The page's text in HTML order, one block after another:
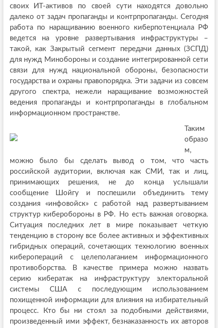
своих ИТ-активов по своей сути находятся довольно
далеко от задач пропаганды и контрпропаганды. Сегодня
работа по наращиванию военного киберпотенциала РФ
ведется на уровне развертывания инфраструктуры –
такой, как Закрытый сегмент передачи данных (ЗСПД)
для нужд Минобороны и создание интегрированной сети
связи для нужд национальной обороны, безопасности
государства и охраны правопорядка. Эти задачи из совсем
другого спектра, нежели наращивание возможностей
ведения пропаганды и контрпропаганды в глобальном
информационном пространстве.
Таким
образо
м,
можно было бы сделать вывод о том, что часть
российской аудитории, включая как СМИ, так и лиц,
принимающих решения, не до конца услышали
сообщение Шойгу и поспешили объединить тему
создания «инфовойск» с работой над развертыванием
структур киберобороны в РФ. Но есть важная оговорка.
Ситуация последних лет в мире показывает четкую
тенденцию в сторону все более активных и эффективных
гибридных операций, сочетающих технологию военных
киберопераций с целеполаганием информационного
противоборства. В качестве примера можно назвать
серию кибератак на инфраструктуру электоральной
системы США с последующим использованием
похищенной информации для влияния на избирательный
процесс. Кто бы ни стоял за подобными действиями,
произведенный ими эффект, безнаказанность их авторов